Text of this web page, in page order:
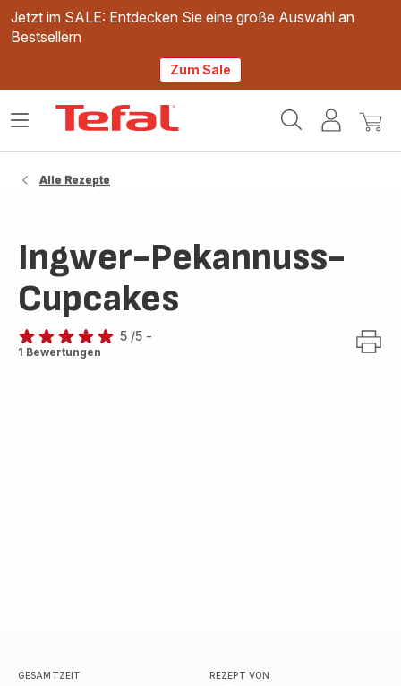
Jetzt im SALE: Entdecken Sie eine große Auswahl an
Bestsellern
Zum Sale
Mein
Mein
Das
Alle Rezepte
Ingwer-Pekannuss-
Cupcakes
Bewertung
5 /5 -
1 Bewertungen
GESAMTZEIT REZEPT VON